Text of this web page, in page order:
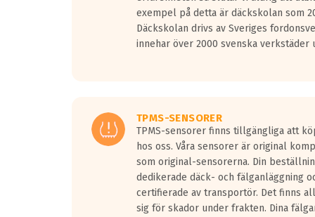
Vid körning i över 50km/h brukar
På däckmärkningen kommer det finnas en
medans de vita vågorna påvisar om det är ett tyst
Ett däck med tre svarta vågor uppnår de
exempel på detta är däckskolan som
Däckskolan drivs av Sveriges
innehar över 2000 svenska verkstäder
TPMS-SENSORER
TPMS-sensorer finns tillgängliga att
hos oss. Våra sensorer är original
som original-sensorerna. Din
dedikerade däck- och fälganläggning
certifierade av transportör. Det finns
sig för skador under frakten. Dina